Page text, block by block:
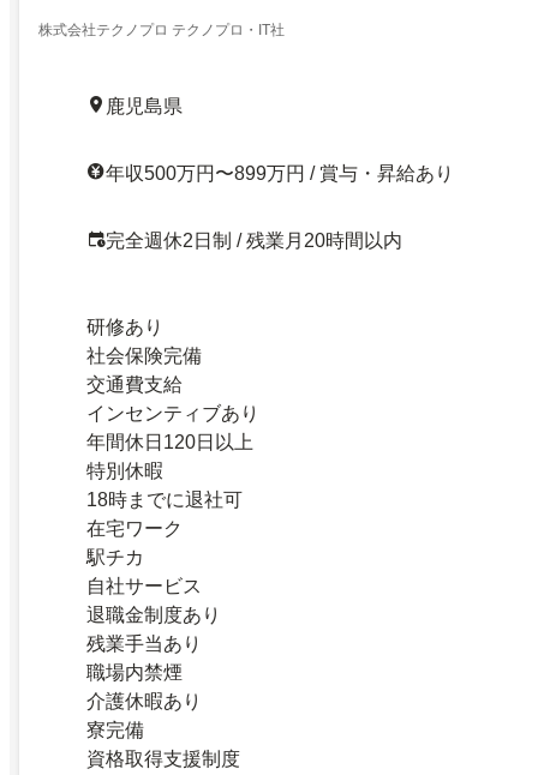
株式会社テクノプロ テクノプロ・IT社
鹿児島県
年収500万円〜899万円 / 賞与・昇給あり
完全週休2日制 / 残業月20時間以内
研修あり
社会保険完備
交通費支給
インセンティブあり
年間休日120日以上
特別休暇
18時までに退社可
在宅ワーク
駅チカ
自社サービス
退職金制度あり
残業手当あり
職場内禁煙
介護休暇あり
寮完備
資格取得支援制度